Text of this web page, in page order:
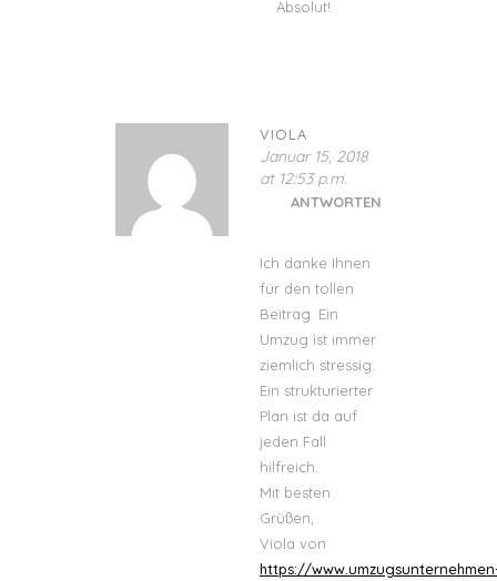
Absolut!
VIOLA
Januar 15, 2018
at 12:53 p.m.
ANTWORTEN
Ich danke Ihnen
für den tollen
Beitrag. Ein
Umzug ist immer
ziemlich stressig.
Ein strukturierter
Plan ist da auf
jeden Fall
hilfreich.
Mit besten
Grüßen,
Viola von
https://